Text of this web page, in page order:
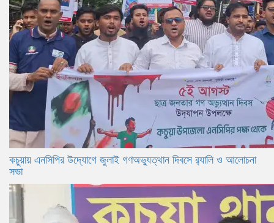
কচুয়ায় এনসিপির উদ্যোগে জুলাই গণঅভ্যুত্থান দিবসে র‌্যালি ও আলোচনা
সভা